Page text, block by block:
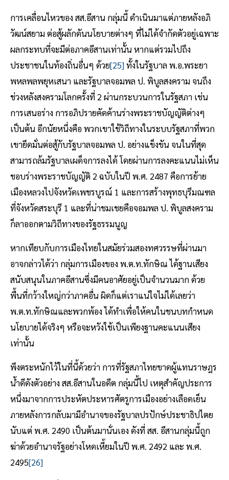
การเคลื่อนไหวของ สส.อีสาน กลุ่มนี้ ดำเนินมาแต่ภายหลังอภิ
วัฒน์สยาม ต่อสู้ผลักดันนโยบายต่างๆ ที่ไม่ได้จำกัดตัวอยู่เฉพาะ
ผลกระทบที่จะมีต่อภาคอีสานเท่านั้น หากแต่รวมไปถึง
ประชาชนในท้องถิ่นอื่นๆ ด้วย[25]ทั้งในรัฐบาล พ.อ.พระยา
พหลพลพยุหเสนา และรัฐบาลจอมพล ป. พิบูลสงคราม จนถึง
ช่วงหลังสงครามโลกครั้งที่ 2 ผ่านกระบวนการในรัฐสภา เช่น
การเสนอร่าง การอภิปรายคัดค้านร่างพระราชบัญญัติต่างๆ
เป็นต้น อีกนัยหนึ่งคือ พวกเขาใช้วิถีทางในระบบรัฐสภาที่พวก
เขายึดมั่นต่อสู้กับรัฐบาลจอมพล ป. อย่างแข็งขัน จนในที่สุด
สามารถล้มรัฐบาลเผด็จการลงได้ โดยผ่านการลงคะแนนไม่เห็น
ชอบร่างพระราชบัญญัติ 2 ฉบับในปี พ.ศ. 2487 คือการย้าย
เมืองหลวงไปจังหวัดเพชรบูรณ์ 1 และการสร้างพุทธบุรีมณฑล
ที่จังหวัดสระบุรี 1 และที่น่าชมเชยคือจอมพล ป. พิบูลสงคราม
ก็ลาออกตามวิถีทางของรัฐธรรมนูญ
หากเทียบกับการเมืองไทยในสมัยร่วมสองทศวรรษที่ผ่านมา
อาจกล่าวได้ว่า กลุ่มการเมืองของ พ.ต.ท.ทักษิณ ได้ฐานเสียง
สนับสนุนในภาคอีสานซึ่งมีคนอาศัยอยู่เป็นจำนวนมาก ด้วย
พื้นที่กว้างใหญ่กว่าภาคอื่น ผิดก็แต่เราแน่ใจไม่ได้เลยว่า
พ.ต.ท.ทักษิณและพวกพ้อง ได้ทำเพื่อให้คนในชนบทกำหนด
นโยบายได้จริงๆ หรือจะหวังใช้เป็นเพียงฐานคะแนนเสียง
เท่านั้น
พึงตระหนักไว้ในที่นี้ด้วยว่า การที่รัฐสภาไทยขาดผู้แทนราษฎร
น้ำดีดังตัวอย่าง สส.อีสานในอดีต กลุ่มนี้ไป เหตุสำคัญประการ
หนึ่งมาจากการประหัตประหารศัตรูการเมืองอย่างเลือดเย็น
ภายหลังการกลับมามีอำนาจของรัฐบาลปรปักษ์ประชาธิปไตย
นับแต่ พ.ศ. 2490 เป็นต้นมานั่นเอง ดังที่ สส. อีสานกลุ่มนี้ถูก
ฆ่าด้วยอำนาจรัฐอย่างโหดเหี้ยมในปี พ.ศ. 2492 และ พ.ศ.
2495[26]